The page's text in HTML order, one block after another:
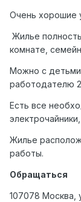
Очень хорошие
Жилье
комнате,
Можно с
работодателю
Есть все
Жилье
работы.
Обращаться
107078 Москва,